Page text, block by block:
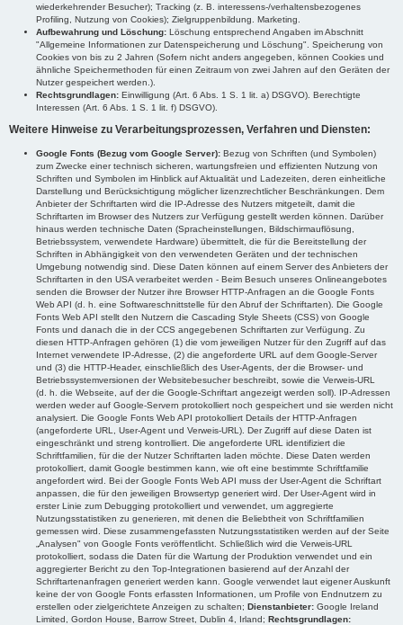
wiederkehrender Besucher); Tracking (z. B. interessens-/verhaltensbezogenes
Profiling, Nutzung von Cookies); Zielgruppenbildung. Marketing.
Aufbewahrung und Löschung: Löschung entsprechend Angaben im Abschnitt
"Allgemeine Informationen zur Datenspeicherung und Löschung". Speicherung von
Cookies von bis zu 2 Jahren (Sofern nicht anders angegeben, können Cookies und
ähnliche Speichermethoden für einen Zeitraum von zwei Jahren auf den Geräten der
Nutzer gespeichert werden.).
Rechtsgrundlagen: Einwilligung (Art. 6 Abs. 1 S. 1 lit. a) DSGVO). Berechtigte
Interessen (Art. 6 Abs. 1 S. 1 lit. f) DSGVO).
Weitere Hinweise zu Verarbeitungsprozessen, Verfahren und Diensten:
Google Fonts (Bezug vom Google Server): Bezug von Schriften (und Symbolen)
zum Zwecke einer technisch sicheren, wartungsfreien und effizienten Nutzung von
Schriften und Symbolen im Hinblick auf Aktualität und Ladezeiten, deren einheitliche
Darstellung und Berücksichtigung möglicher lizenzrechtlicher Beschränkungen. Dem
Anbieter der Schriftarten wird die IP-Adresse des Nutzers mitgeteilt, damit die
Schriftarten im Browser des Nutzers zur Verfügung gestellt werden können. Darüber
hinaus werden technische Daten (Spracheinstellungen, Bildschirmauflösung,
Betriebssystem, verwendete Hardware) übermittelt, die für die Bereitstellung der
Schriften in Abhängigkeit von den verwendeten Geräten und der technischen
Umgebung notwendig sind. Diese Daten können auf einem Server des Anbieters der
Schriftarten in den USA verarbeitet werden - Beim Besuch unseres Onlineangebotes
senden die Browser der Nutzer ihre Browser HTTP-Anfragen an die Google Fonts
Web API (d. h. eine Softwareschnittstelle für den Abruf der Schriftarten). Die Google
Fonts Web API stellt den Nutzern die Cascading Style Sheets (CSS) von Google
Fonts und danach die in der CCS angegebenen Schriftarten zur Verfügung. Zu
diesen HTTP-Anfragen gehören (1) die vom jeweiligen Nutzer für den Zugriff auf das
Internet verwendete IP-Adresse, (2) die angeforderte URL auf dem Google-Server
und (3) die HTTP-Header, einschließlich des User-Agents, der die Browser- und
Betriebssystemversionen der Websitebesucher beschreibt, sowie die Verweis-URL
(d. h. die Webseite, auf der die Google-Schriftart angezeigt werden soll). IP-Adressen
werden weder auf Google-Servern protokolliert noch gespeichert und sie werden nicht
analysiert. Die Google Fonts Web API protokolliert Details der HTTP-Anfragen
(angeforderte URL, User-Agent und Verweis-URL). Der Zugriff auf diese Daten ist
eingeschränkt und streng kontrolliert. Die angeforderte URL identifiziert die
Schriftfamilien, für die der Nutzer Schriftarten laden möchte. Diese Daten werden
protokolliert, damit Google bestimmen kann, wie oft eine bestimmte Schriftfamilie
angefordert wird. Bei der Google Fonts Web API muss der User-Agent die Schriftart
anpassen, die für den jeweiligen Browsertyp generiert wird. Der User-Agent wird in
erster Linie zum Debugging protokolliert und verwendet, um aggregierte
Nutzungsstatistiken zu generieren, mit denen die Beliebtheit von Schriftfamilien
gemessen wird. Diese zusammengefassten Nutzungsstatistiken werden auf der Seite
„Analysen" von Google Fonts veröffentlicht. Schließlich wird die Verweis-URL
protokolliert, sodass die Daten für die Wartung der Produktion verwendet und ein
aggregierter Bericht zu den Top-Integrationen basierend auf der Anzahl der
Schriftartenanfragen generiert werden kann. Google verwendet laut eigener Auskunft
keine der von Google Fonts erfassten Informationen, um Profile von Endnutzern zu
erstellen oder zielgerichtete Anzeigen zu schalten; Dienstanbieter: Google Ireland
Limited, Gordon House, Barrow Street, Dublin 4, Irland; Rechtsgrundlagen: